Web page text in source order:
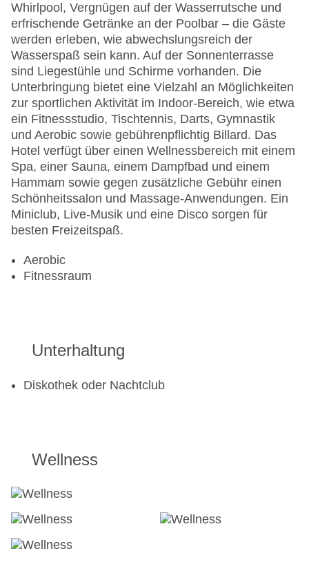
Whirlpool, Vergnügen auf der Wasserrutsche und
erfrischende Getränke an der Poolbar – die Gäste
werden erleben, wie abwechslungsreich der
Wasserspaß sein kann. Auf der Sonnenterrasse
sind Liegestühle und Schirme vorhanden. Die
Unterbringung bietet eine Vielzahl an Möglichkeiten
zur sportlichen Aktivität im Indoor-Bereich, wie etwa
ein Fitnessstudio, Tischtennis, Darts, Gymnastik
und Aerobic sowie gebührenpflichtig Billard. Das
Hotel verfügt über einen Wellnessbereich mit einem
Spa, einer Sauna, einem Dampfbad und einem
Hammam sowie gegen zusätzliche Gebühr einen
Schönheitssalon und Massage-Anwendungen. Ein
Miniclub, Live-Musik und eine Disco sorgen für
besten Freizeitspaß.
Aerobic
Fitnessraum
Unterhaltung
Diskothek oder Nachtclub
Wellness